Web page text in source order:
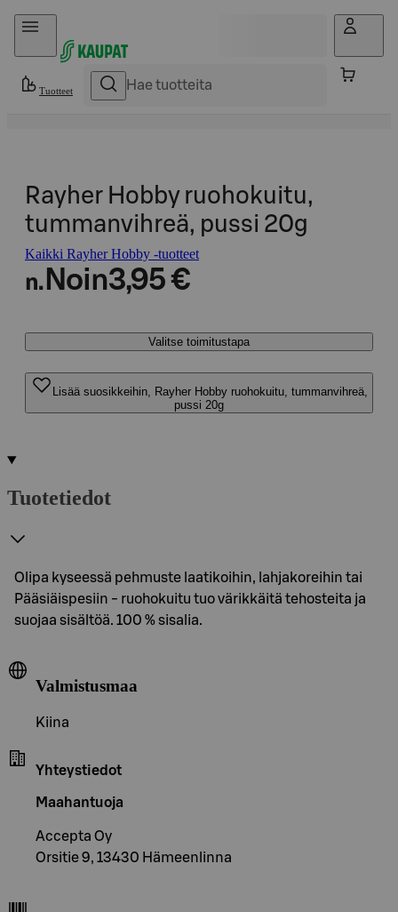
Hyppää sisältöön
Tuotteet
Rayher Hobby ruohokuitu,
tummanvihreä, pussi 20g
Kaikki Rayher Hobby -tuotteet
n. Noin3,95 €
Valitse toimitustapa
Lisää suosikkeihin, Rayher Hobby ruohokuitu, tummanvihreä,
pussi 20g
Tuotetiedot
Olipa kyseessä pehmuste laatikoihin, lahjakoreihin tai
Pääsiäispesiin - ruohokuitu tuo värikkäitä tehosteita ja
suojaa sisältöä. 100 % sisalia.
Valmistusmaa
Kiina
Yhteystiedot
Maahantuoja
Accepta Oy
Orsitie 9, 13430 Hämeenlinna